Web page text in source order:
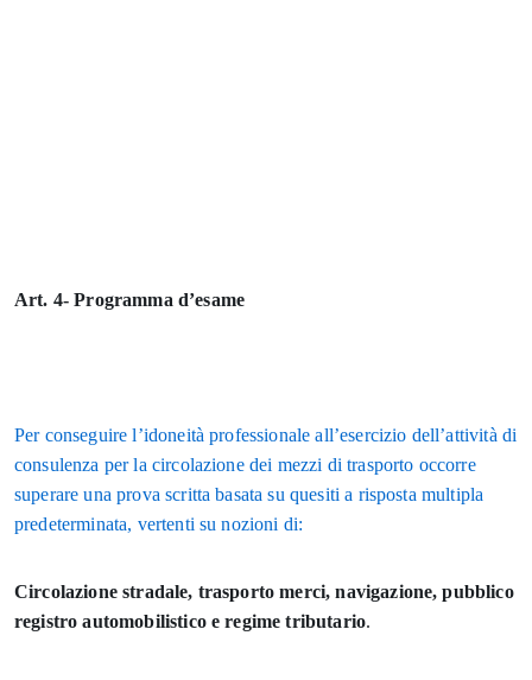
Art. 4- Programma d’esame
Per conseguire l’idoneità professionale all’esercizio dell’attività di
consulenza per la circolazione dei mezzi di trasporto occorre
superare una prova scritta basata su quesiti a risposta multipla
predeterminata, vertenti su nozioni di:
Circolazione stradale, trasporto merci, navigazione, pubblico
registro automobilistico e regime tributario.